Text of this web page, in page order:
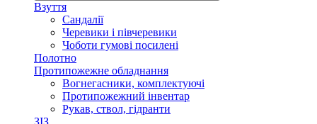
Взуття
Сандалії
Черевики і півчеревики
Чоботи гумові посилені
Полотно
Протипожежне обладнання
Вогнегасники, комплектуючі
Протипожежний інвентар
Рукав, ствол, гідранти
ЗІЗ